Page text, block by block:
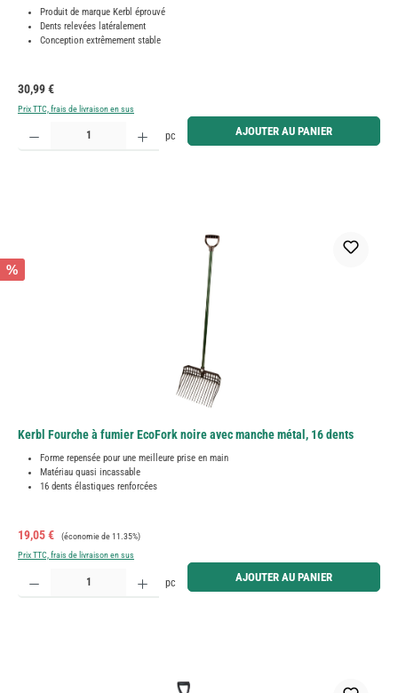
Produit de marque Kerbl éprouvé
Dents relevées latéralement
Conception extrêmement stable
Prix régulier :
30,99 €
Prix TTC, frais de livraison en sus
Quantité de produit : Entrez la quantité souhaitée ou utilisez les boutons pour augmenter ou
pc AJOUTER AU PANIER
%
Kerbl Fourche à fumier EcoFork noire avec manche métal, 16 dents
Forme repensée pour une meilleure prise en main
Matériau quasi incassable
16 dents élastiques renforcées
Prix de vente :
19,05 € Prix régulier :
(économie de 11.35%)
Prix TTC, frais de livraison en sus
Quantité de produit : Entrez la quantité souhaitée ou utilisez les boutons pour augmenter ou
pc AJOUTER AU PANIER